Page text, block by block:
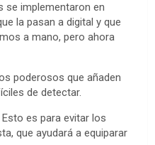
se implementaron en
la pasan a digital y que
a mano, pero ahora
poderosos que añaden
de detectar.
es para evitar los
que ayudará a equiparar